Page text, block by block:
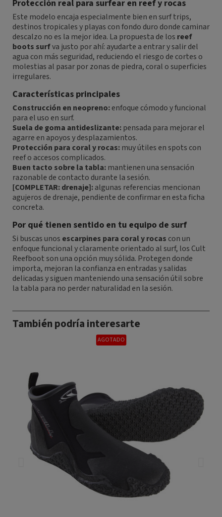
Protección real para surfear en reef y rocas
Este modelo encaja especialmente bien en surf trips,
destinos tropicales y playas con fondo duro donde caminar
descalzo no es la mejor idea. La propuesta de los reef
boots surfva justo por ahí: ayudarte a entrar y salir del
agua con más seguridad, reduciendo el riesgo de cortes o
molestias al pasar por zonas de piedra, coral o superficies
irregulares.
Características principales
Construcción en neopreno:enfoque cómodo y funcional
para el uso en surf.
Suela de goma antideslizante:pensada para mejorar el
agarre en apoyos y desplazamientos.
Protección para coral y rocas:muy útiles en spots con
reef o accesos complicados.
Buen tacto sobre la tabla:mantienen una sensación
razonable de contacto durante la sesión.
[COMPLETAR: drenaje]:algunas referencias mencionan
agujeros de drenaje, pendiente de confirmar en esta ficha
concreta.
Por qué tienen sentido en tu equipo de surf
Si buscas unos escarpines para coral y rocas con un
enfoque funcional y claramente orientado al surf, los Cult
Reefboot son una opción muy sólida. Protegen donde
importa, mejoran la confianza en entradas y salidas
delicadas y siguen manteniendo una sensación útil sobre
la tabla para no perder naturalidad en la sesión.
También podría interesarte
AGOTADO